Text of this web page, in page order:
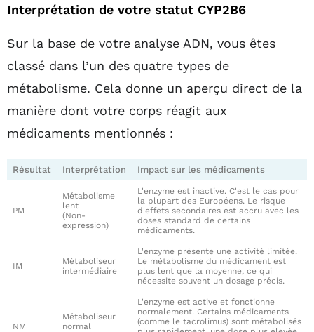
Interprétation de votre statut CYP2B6
Sur la base de votre analyse ADN, vous êtes
classé dans l’un des quatre types de
métabolisme. Cela donne un aperçu direct de la
manière dont votre corps réagit aux
médicaments mentionnés :
Résultat Interprétation Impact sur les médicaments
PM
Métabolisme
lent
(Non-
expression)
L'enzyme est inactive. C'est le cas pour
la plupart des Européens. Le risque
d'effets secondaires est accru avec les
doses standard de certains
médicaments.
IM
Métaboliseur
intermédiaire
L'enzyme présente une activité limitée.
Le métabolisme du médicament est
plus lent que la moyenne, ce qui
nécessite souvent un dosage précis.
NM
Métaboliseur
normal
L'enzyme est active et fonctionne
normalement. Certains médicaments
(comme le tacrolimus) sont métabolisés